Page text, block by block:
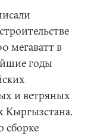
мегаватт в
годы
и ветряных
Кыргызстана.
сборке